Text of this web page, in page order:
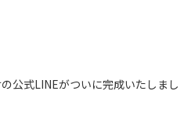
公式LINEがついに完成いたしまし